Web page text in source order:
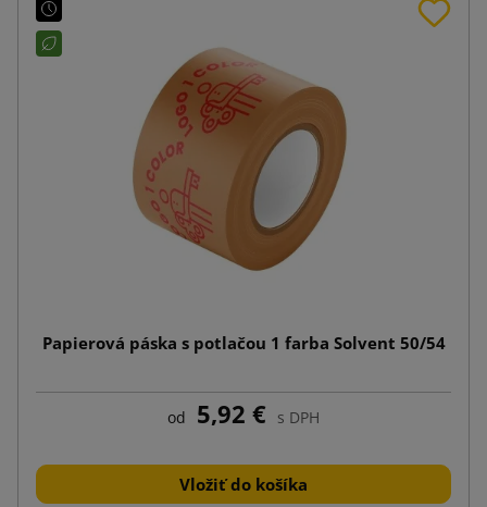
Papierová páska s potlačou 1 farba Solvent 50/54
od 5,92 € s DPH
Vložiť do košíka